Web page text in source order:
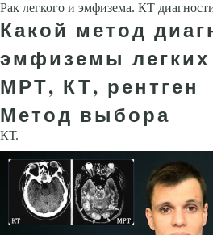
Рак легкого и эмфизема. КТ
Какой метод
эмфиземы
МРТ, КТ, рентген
Метод выбора
КТ.